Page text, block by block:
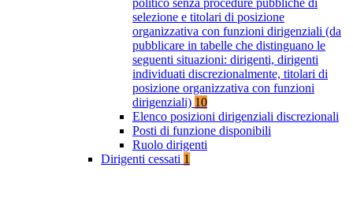
politico senza procedure pubbliche di
selezione e titolari di posizione
organizzativa con funzioni dirigenziali (da
pubblicare in tabelle che distinguano le
seguenti situazioni: dirigenti, dirigenti
individuati discrezionalmente, titolari di
posizione organizzativa con funzioni
dirigenziali) 10
Elenco posizioni dirigenziali discrezionali
Posti di funzione disponibili
Ruolo dirigenti
Dirigenti cessati 1